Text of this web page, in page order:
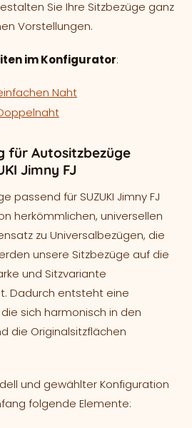
Sie Ihre Sitzbezüge ganz
Vorstellungen.
im Konfigurator:
Naht
für Autositzbezüge
Jimny FJ
passend für SUZUKI Jimny FJ
herkömmlichen, universellen
zu Universalbezügen, die
unsere Sitzbezüge auf die
und Sitzvariante
Dadurch entsteht eine
sich harmonisch in den
die Originalsitzflächen
und gewählter Konfiguration
folgende Elemente: